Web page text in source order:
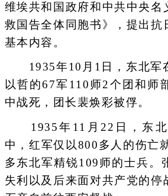
维埃共和国政府和中共中央名
救国告全体同胞书》，提出抗
基本内容。
1935年10月1日，东北军
以哲的67军110师2个团和师
中战死，团长裴焕彩被俘。
1935年11月22日，东北
中，红军仅以800多人的伤亡
多东北军精锐109师的士兵。
失利以及后来面对共产党的停